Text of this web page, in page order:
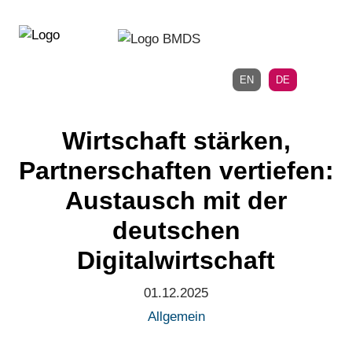
zum
EN DE
Wirtschaft stärken,
Partnerschaften vertiefen:
Austausch mit der
deutschen
Digitalwirtschaft
01.12.2025
Allgemein